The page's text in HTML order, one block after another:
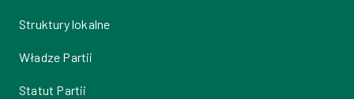
Struktury lokalne
Władze Partii
Statut Partii